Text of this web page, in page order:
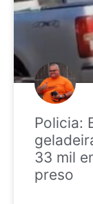
Policia:
33 mil
preso